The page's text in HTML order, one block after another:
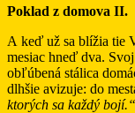
Poklad z domova II.
A keď už sa blížia tie
mesiac hneď dva.
obľúbená stálica
dlhšie avizuje: do
ktorých sa každý bojí.“